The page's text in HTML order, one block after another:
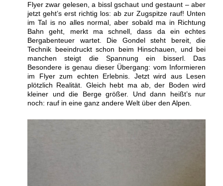
Flyer zwar gelesen, a bissl gschaut und gestaunt – aber
jetzt geht’s erst richtig los: ab zur Zugspitze rauf! Unten
im Tal is no alles normal, aber sobald ma in Richtung
Bahn geht, merkt ma schnell, dass da ein echtes
Bergabenteuer wartet. Die Gondel steht bereit, die
Technik beeindruckt schon beim Hinschauen, und bei
manchen steigt die Spannung ein bisserl. Das
Besondere is genau dieser Übergang: vom Informieren
im Flyer zum echten Erlebnis. Jetzt wird aus Lesen
plötzlich Realität. Gleich hebt ma ab, der Boden wird
kleiner und die Berge größer. Und dann heißt’s nur
noch: rauf in eine ganz andere Welt über den Alpen.